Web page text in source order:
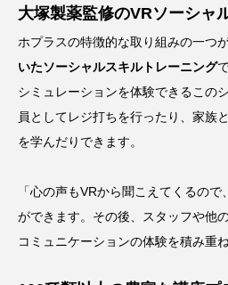
大塚製薬監修のVRソーシャ
ホプラスの特徴的な取り組みの一つが
いたソーシャルスキルトレーニング
シミュレーションを体験できるこの
員としてレジ打ちを行ったり、家族
を学んだりできます。
「心の声もVRから聞こえてくるの
ができます。その後、スタッフや他
コミュニケーションの体験を積み重